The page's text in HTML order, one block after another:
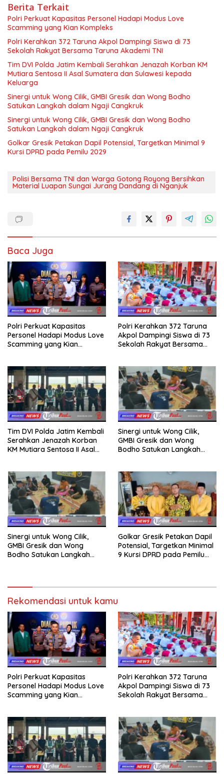
Berita Terkait
Polri Perkuat Kapasitas Personel Hadapi Modus Love
Scamming yang Kian Kompleks
Polri Kerahkan 372 Taruna Akpol Dampingi Siswa di 73
Sekolah Rakyat Bersama Taruna Akademi TNI
Tim DVI Polda Jatim Kembali Serahkan Jenazah Korban KM
Mutiara Sentosa II Asal Sumatera dan Sulawesi kepada
Keluarga
Sinergi untuk Wong Cilik, GMBI Gresik dan Wong Bodho
Satukan Langkah dalam Ngaji Cangkruk
Sinergi untuk Wong Cilik, GMBI Gresik dan Wong Bodho
Satukan Langkah dalam Ngaji Cangkruk
Golkar Gresik Petakan Dapil Potensial, Targetkan Minimal 9
Kursi DPRD pada Pemilu 2029
Polisi Bersama TNI dan Warga Gotong Royong Bersihkan
Material Luapan Sungai Jurang Dandang di Nganjuk
Baca Juga
Polri Perkuat Kapasitas
Personel Hadapi Modus Love
Scamming yang Kian
Polri Kerahkan 372 Taruna
Akpol Dampingi Siswa di 73
Sekolah Rakyat Bersama
Tim DVI Polda Jatim Kembali
Serahkan Jenazah Korban
KM Mutiara Sentosa II Asal
Sinergi untuk Wong Cilik,
GMBI Gresik dan Wong
Bodho Satukan Langkah
Sinergi untuk Wong Cilik,
GMBI Gresik dan Wong
Bodho Satukan Langkah
Golkar Gresik Petakan Dapil
Potensial, Targetkan Minimal
9 Kursi DPRD pada Pemilu
Rekomendasi untuk kamu
Polri Perkuat Kapasitas
Personel Hadapi Modus Love
Scamming yang Kian
Polri Kerahkan 372 Taruna
Akpol Dampingi Siswa di 73
Sekolah Rakyat Bersama